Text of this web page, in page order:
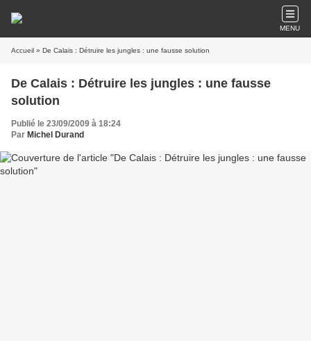
MENU
Accueil » De Calais : Détruire les jungles : une fausse solution
De Calais : Détruire les jungles : une fausse
solution
Publié le 23/09/2009 à 18:24
Par Michel Durand